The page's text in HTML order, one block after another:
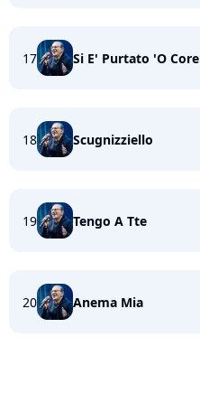
17 Si E' Purtato 'O Core
18 Scugnizziello
19 Tengo A Tte
20 Anema Mia